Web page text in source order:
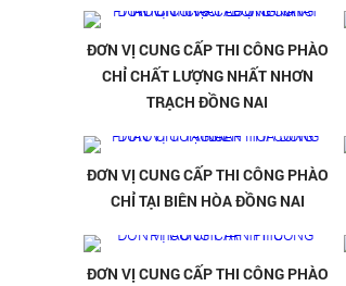
ĐƠN VỊ CUNG CẤP THI CÔNG PHÀO
CHỈ CHẤT LƯỢNG NHẤT NHƠN
TRẠCH ĐỒNG NAI
ĐƠN VỊ CUNG CẤP THI CÔNG PHÀO
CHỈ TẠI BIÊN HÒA ĐỒNG NAI
ĐƠN VỊ CUNG CẤP THI CÔNG PHÀO